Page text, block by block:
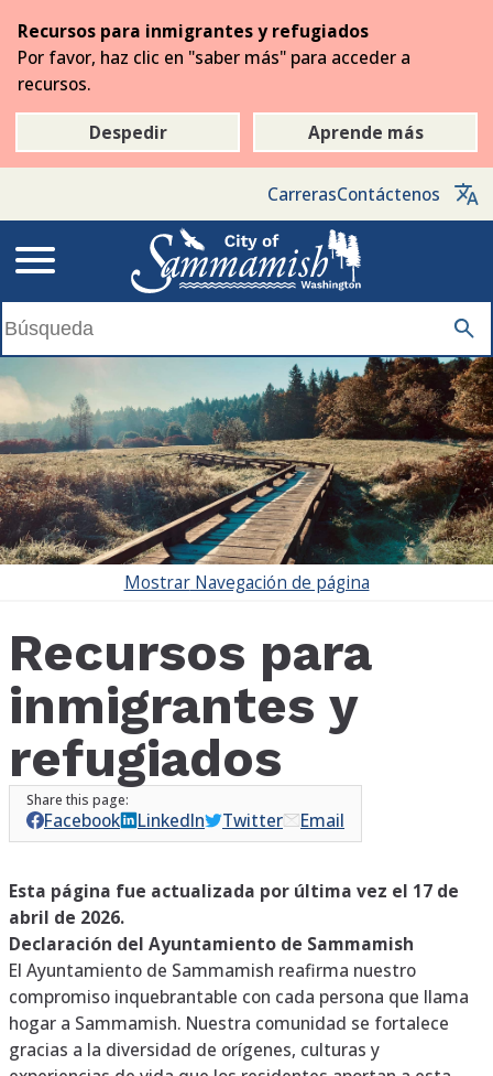
contenido
principal
Recursos para inmigrantes y refugiados
Por favor, haz clic en "saber más" para acceder a
recursos.
Despedir
Aprende más
CarrerasContáctenos
MostrarNavegación de página
Recursos para
inmigrantes y
refugiados
Facebook LinkedIn Twitter Email
Esta página fue actualizada por última vez el 17 de
abril de 2026.
Declaración del Ayuntamiento de Sammamish
El Ayuntamiento de Sammamish reafirma nuestro
compromiso inquebrantable con cada persona que llama
hogar a Sammamish. Nuestra comunidad se fortalece
gracias a la diversidad de orígenes, culturas y